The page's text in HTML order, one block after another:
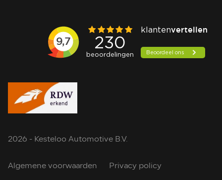
2026 - Kesteloo Automotive B.V.
Algemene voorwaarden Privacy policy